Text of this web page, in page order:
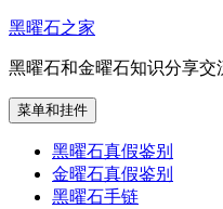
跳
内
容
黑曜石之家
黑曜石和金曜石知识分享交
菜单和挂件
黑曜石真假鉴别
金曜石真假鉴别
黑曜石手链